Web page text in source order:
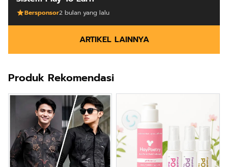
Bersponsor2 bulan yang lalu
ARTIKEL LAINNYA
Produk Rekomendasi